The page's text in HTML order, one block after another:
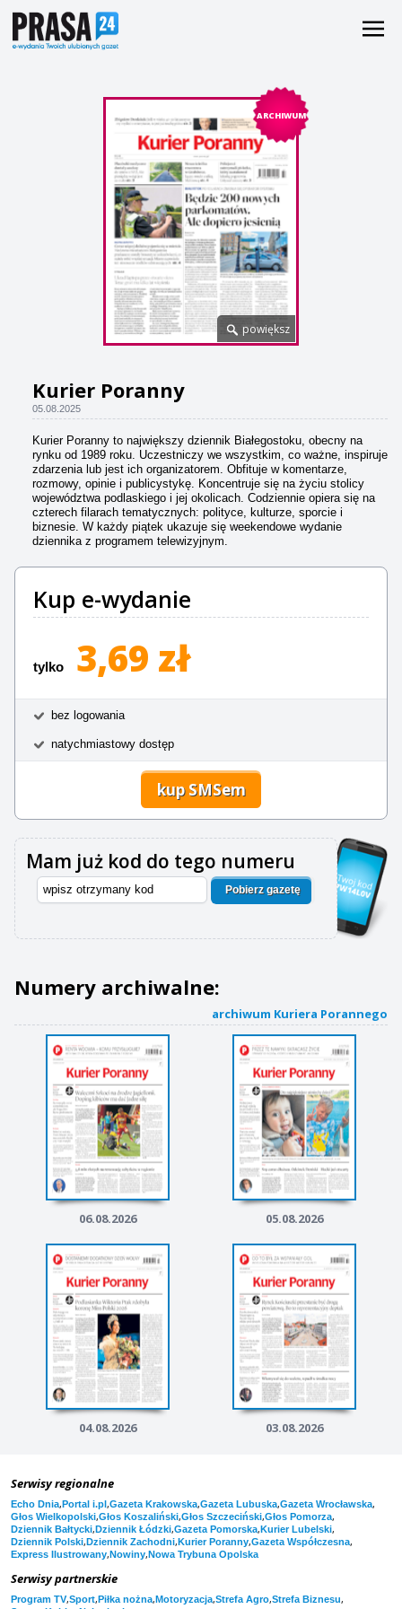
ARCHIWUM
powiększ
Kurier Poranny
05.08.2025
Kurier Poranny to największy dziennik Białegostoku, obecny na
rynku od 1989 roku. Uczestniczy we wszystkim, co ważne, inspiruje
zdarzenia lub jest ich organizatorem. Obfituje w komentarze,
rozmowy, opinie i publicystykę. Koncentruje się na życiu stolicy
województwa podlaskiego i jej okolicach. Codziennie opiera się na
czterech filarach tematycznych: polityce, kulturze, sporcie i
biznesie. W każdy piątek ukazuje się weekendowe wydanie
dziennika z programem telewizyjnym.
Kup e-wydanie
tylko 3,69 zł
bez logowania
natychmiastowy dostęp
kup SMSem
Mam już kod do tego numeru
Pobierz gazetę
Numery archiwalne:
archiwum Kuriera Porannego
06.08.2026 05.08.2026
04.08.2026 03.08.2026
Serwisy regionalne
Echo Dnia,Portal i.pl,Gazeta Krakowska,Gazeta Lubuska,Gazeta Wrocławska,
Głos Wielkopolski,Głos Koszaliński,Głos Szczeciński,Głos Pomorza,
Dziennik Bałtycki,Dziennik Łódzki,Gazeta Pomorska,Kurier Lubelski,
Dziennik Polski,Dziennik Zachodni,Kurier Poranny,Gazeta Współczesna,
Express Ilustrowany,Nowiny,Nowa Trybuna Opolska
Serwisy partnerskie
Program TV,Sport,Piłka nożna,Motoryzacja,Strefa Agro,Strefa Biznesu,